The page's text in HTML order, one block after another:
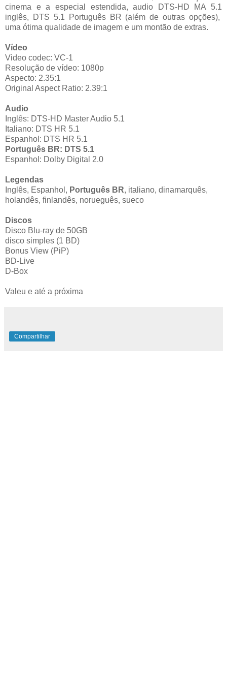
cinema e a especial estendida, audio DTS-HD MA 5.1
inglês, DTS 5.1 Português BR (além de outras opções),
uma ótima qualidade de imagem e um montão de extras.
Vídeo
Video codec: VC-1
Resolução de vídeo: 1080p
Aspecto: 2.35:1
Original Aspect Ratio: 2.39:1
Audio
Inglês: DTS-HD Master Audio 5.1
Italiano: DTS HR 5.1
Espanhol: DTS HR 5.1
Português BR: DTS 5.1
Espanhol: Dolby Digital 2.0
Legendas
Inglês, Espanhol, Português BR, italiano, dinamarquês,
holandês, finlandês, norueguês, sueco
Discos
Disco Blu-ray de 50GB
disco simples (1 BD)
Bonus View (PiP)
BD-Live
D-Box
Valeu e até a próxima
Compartilhar